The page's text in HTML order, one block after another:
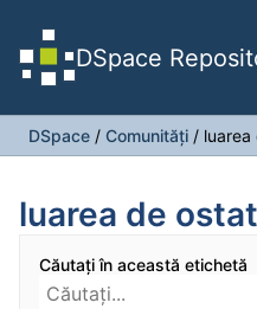
DSpace
DSpace / Comunități /
luarea de
Căutați în această etichetă